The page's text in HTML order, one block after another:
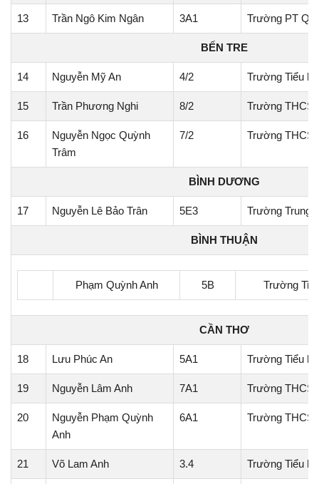
13 Trần Ngô Kim Ngân 3A1 Trường PT
BẾN TRE
14 Nguyễn Mỹ An 4/2 Trường Tiểu
15 Trần Phương Nghi 8/2 Trường THCS
16
Nguyễn Ngọc Quỳnh
Trâm
7/2 Trường THCS
BÌNH DƯƠNG
17 Nguyễn Lê Bảo Trân 5E3 Trường Trung
BÌNH THUẬN
Phạm Quỳnh Anh 5B Trường
CẦN THƠ
18 Lưu Phúc An 5A1 Trường Tiểu
19 Nguyễn Lâm Anh 7A1 Trường THCS
20
Nguyễn Phạm Quỳnh
Anh
6A1 Trường THCS
21 Võ Lam Anh 3.4 Trường Tiểu